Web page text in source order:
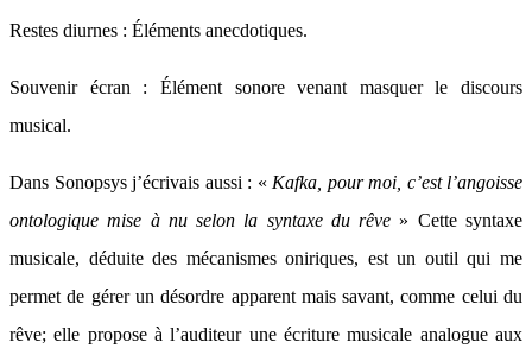
Restes diurnes : Éléments anecdotiques.
Souvenir écran : Élément sonore venant masquer le discours
musical.
Dans Sonopsys j’écrivais aussi : « Kafka, pour moi, c’est l’angoisse
ontologique mise à nu selon la syntaxe du rêve » Cette syntaxe
musicale, déduite des mécanismes oniriques, est un outil qui me
permet de gérer un désordre apparent mais savant, comme celui du
rêve; elle propose à l’auditeur une écriture musicale analogue aux